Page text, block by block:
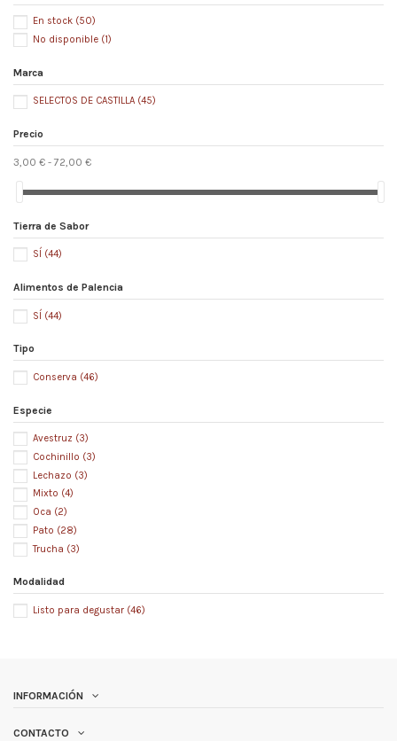
En stock (50)
No disponible (1)
Marca
SELECTOS DE CASTILLA (45)
Precio
3,00 € - 72,00 €
Tierra de Sabor
SÍ (44)
Alimentos de Palencia
SÍ (44)
Tipo
Conserva (46)
Especie
Avestruz (3)
Cochinillo (3)
Lechazo (3)
Mixto (4)
Oca (2)
Pato (28)
Trucha (3)
Modalidad
Listo para degustar (46)
INFORMACIÓN
CONTACTO